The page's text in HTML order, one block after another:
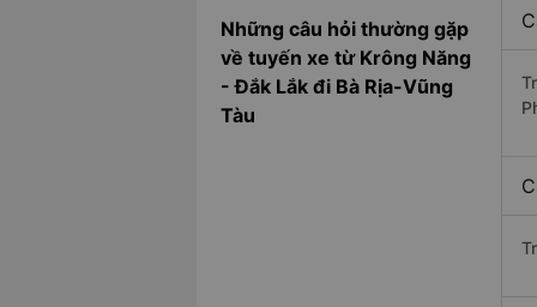
Những câu hỏi thường gặp
về tuyến xe từ Krông Năng
- Đắk Lắk đi Bà Rịa-Vũng
Tàu